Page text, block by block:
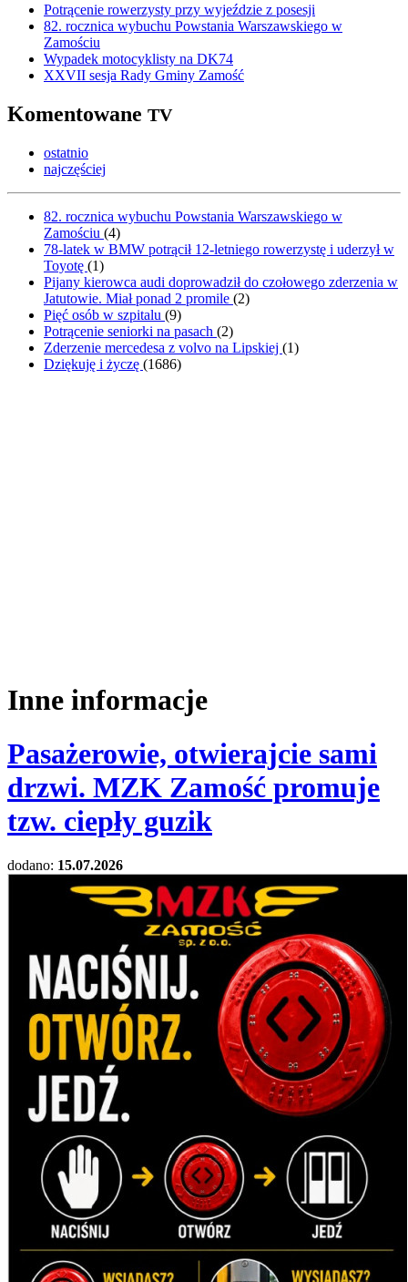
Potrącenie rowerzysty przy wyjeździe z posesji
82. rocznica wybuchu Powstania Warszawskiego w
Zamościu
Wypadek motocyklisty na DK74
XXVII sesja Rady Gminy Zamość
Komentowane TV
ostatnio
najczęściej
82. rocznica wybuchu Powstania Warszawskiego w
Zamościu (4)
78-latek w BMW potrącił 12-letniego rowerzystę i uderzył w
Toyotę (1)
Pijany kierowca audi doprowadził do czołowego zderzenia w
Jatutowie. Miał ponad 2 promile (2)
Pięć osób w szpitalu (9)
Potrącenie seniorki na pasach (2)
Zderzenie mercedesa z volvo na Lipskiej (1)
Dziękuję i życzę (1686)
Inne informacje
Pasażerowie, otwierajcie sami
drzwi. MZK Zamość promuje
tzw. ciepły guzik
dodano: 15.07.2026